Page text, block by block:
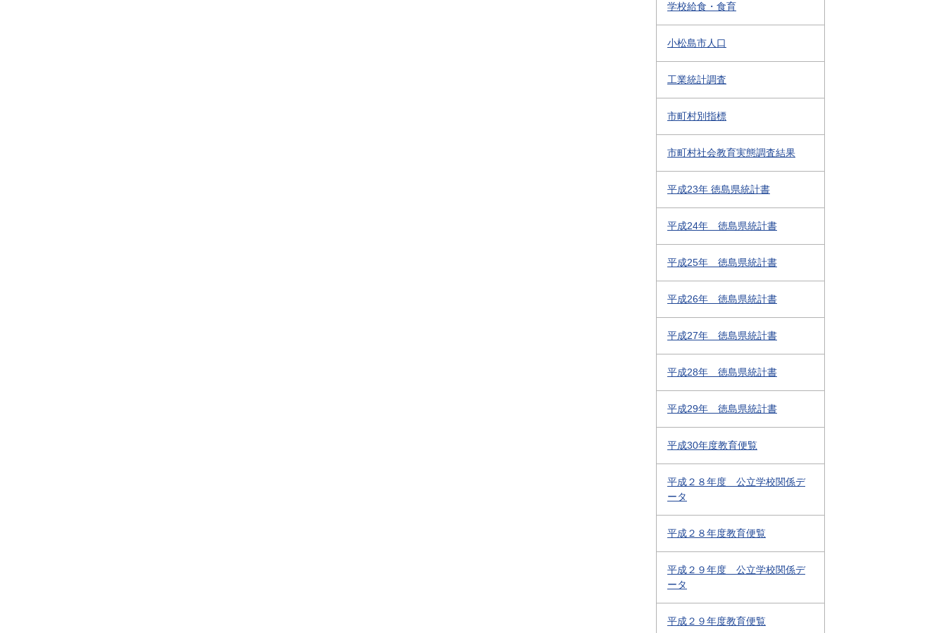
学校給食・食育
小松島市人口
工業統計調査
市町村別指標
市町村社会教育実態調査結果
平成23年 徳島県統計書
平成24年 徳島県統計書
平成25年 徳島県統計書
平成26年 徳島県統計書
平成27年 徳島県統計書
平成28年 徳島県統計書
平成29年 徳島県統計書
平成30年度教育便覧
平成２８年度 公立学校関係デ
ータ
平成２８年度教育便覧
平成２９年度 公立学校関係デ
ータ
平成２９年度教育便覧